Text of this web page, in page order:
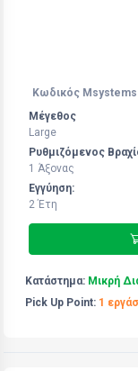
Κωδικός
Μέγεθος
Large
Ρυθμιζόμενος
1 Άξoνας
Εγγύηση:
2 Έτη
Κατάστημα: Μικρή
Pick Up Point: 1